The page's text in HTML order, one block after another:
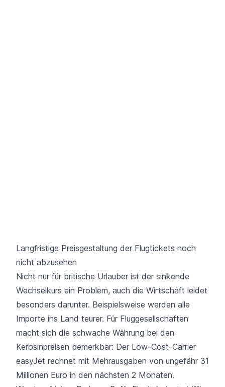
Langfristige Preisgestaltung der Flugtickets noch
nicht abzusehen
Nicht nur für britische Urlauber ist der sinkende
Wechselkurs ein Problem, auch die Wirtschaft leidet
besonders darunter. Beispielsweise werden alle
Importe ins Land teurer. Für Fluggesellschaften
macht sich die schwache Währung bei den
Kerosinpreisen bemerkbar: Der Low-Cost-Carrier
easyJet rechnet mit Mehrausgaben von ungefähr 31
Millionen Euro in den nächsten 2 Monaten.